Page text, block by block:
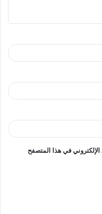
في هذا المتصفح